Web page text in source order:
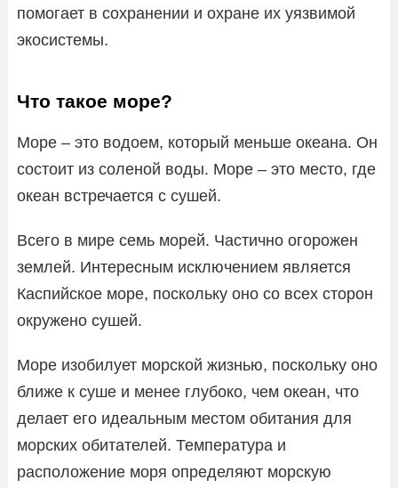
помогает в сохранении и охране их уязвимой
экосистемы.
Что такое море?
Море – это водоем, который меньше океана. Он
состоит из соленой воды. Море – это место, где
океан встречается с сушей.
Всего в мире семь морей. Частично огорожен
землей. Интересным исключением является
Каспийское море, поскольку оно со всех сторон
окружено сушей.
Море изобилует морской жизнью, поскольку оно
ближе к суше и менее глубоко, чем океан, что
делает его идеальным местом обитания для
морских обитателей. Температура и
расположение моря определяют морскую